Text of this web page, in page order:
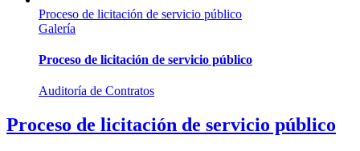
Proceso de licitación de servicio público
Galería
Proceso de licitación de servicio público
Auditoría de Contratos
Proceso de licitación de servicio público